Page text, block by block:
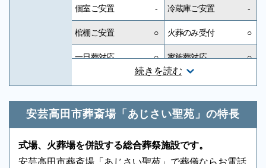
続きを読む
個室ご安置 - 冷蔵庫ご安置 -
棺棚ご安置 ○ 火葬のみ受付 ○
一日葬対応 ○ 家族葬対応 ○
神道対応 キリスト教対応
友人葬対応 ○ 社葬対応 -
葬祭ディレクター - 近隣有料駐車場
安芸高田市葬斎場「あじさい聖苑」の特長
式場、火葬場を併設する総合葬祭施設です。
安芸高田市葬斎場「あじさい聖苑」で葬儀ならお電話